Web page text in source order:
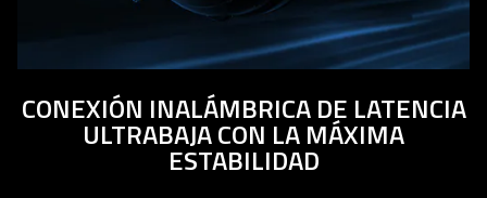
CONEXIÓN INALÁMBRICA DE LATENCIA
ULTRABAJA CON LA MÁXIMA
ESTABILIDAD